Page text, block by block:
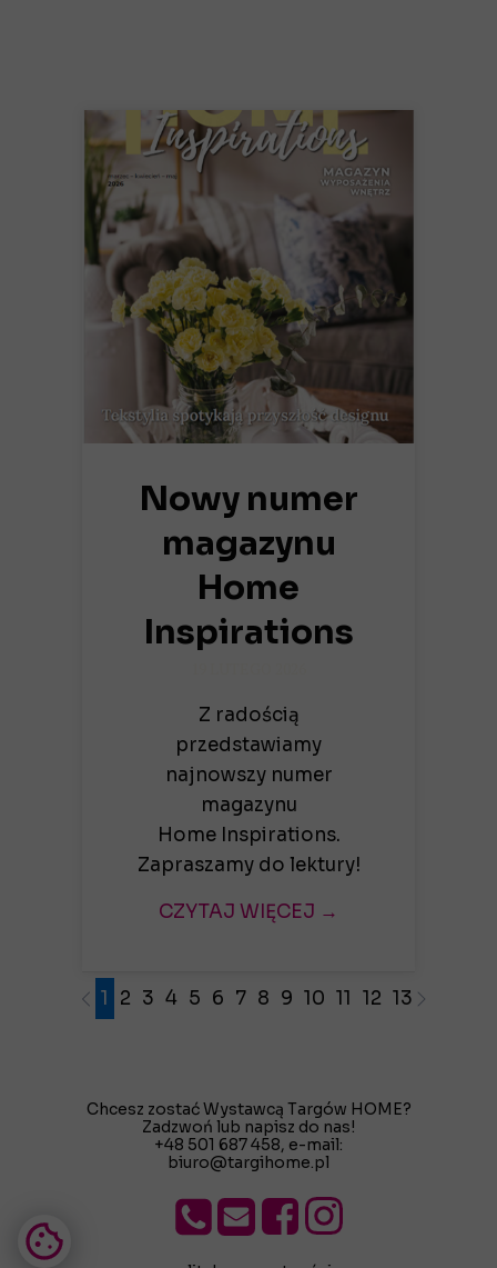
Nowy numer
magazynu
Home
Inspirations
Z radością
przedstawiamy
najnowszy numer
magazynu
Home Inspirations.
Zapraszamy do lektury!
CZYTAJ WIĘCEJ →
1 2 3 4 5 6 7 8 9 10 11 12 13 14
Chcesz zostać Wystawcą Targów HOME?
Zadzwoń lub napisz do nas!
+48 501 687 458, e-mail:
biuro@targihome.pl